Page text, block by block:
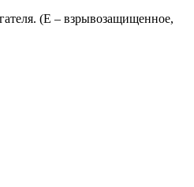
(Е – взрывозащищенное,